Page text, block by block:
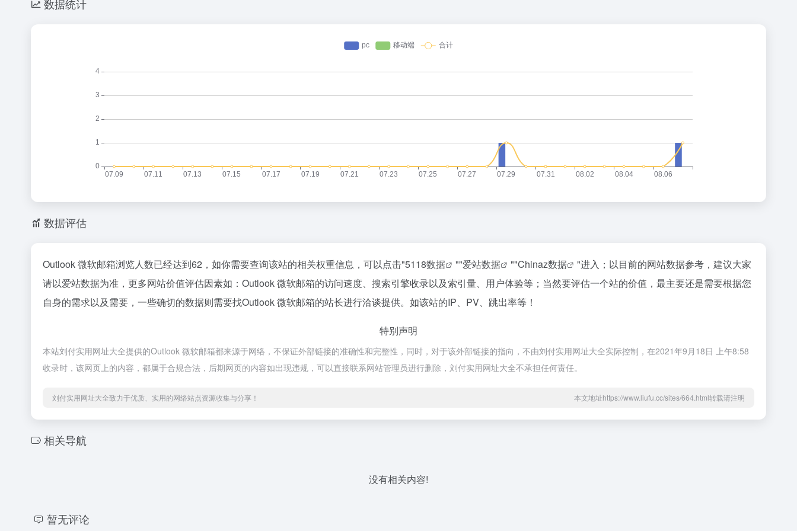
数据统计
数据评估
Outlook 微软邮箱浏览人数已经达到62，如你需要查询该站的相关权重信息，可以点击"5118数据 ""爱站数据 ""Chinaz数据
"进入；以目前的网站数据参考，建议大家
请以爱站数据为准，更多网站价值评估因素如：Outlook 微软邮箱的访问速度、搜索引擎收录以及索引量、用户体验等；当然要评估一个站的价值，最主要还是需要根据您
自身的需求以及需要，一些确切的数据则需要找Outlook 微软邮箱的站长进行洽谈提供。如该站的IP、PV、跳出率等！
特别声明
本站刘付实用网址大全提供的Outlook 微软邮箱都来源于网络，不保证外部链接的准确性和完整性，同时，对于该外部链接的指向，不由刘付实用网址大全实际控制，在2021年9月18日 上午8:58
收录时，该网页上的内容，都属于合规合法，后期网页的内容如出现违规，可以直接联系网站管理员进行删除，刘付实用网址大全不承担任何责任。
刘付实用网址大全致力于优质、实用的网络站点资源收集与分享！ 本文地址https://www.liufu.cc/sites/664.html转载请注明
相关导航
没有相关内容!
暂无评论